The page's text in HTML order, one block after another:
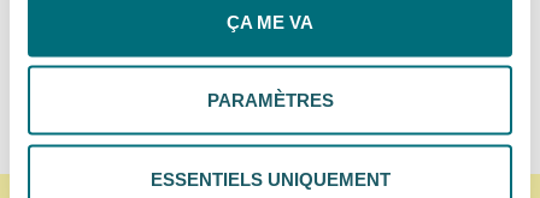
essentiels, ce qui pourrait limiter les contenus
tes préférences. Tu peux modifier tes choix à tout
moment. Pour plus d'informations, consulte notre
politique de confidentialité.
ÇA ME VA
PARAMÈTRES
ESSENTIELS UNIQUEMENT
vous convient. Choisissez couleurs,
dimensions et accessoires.
CONFIGURER DES MAINTENANT